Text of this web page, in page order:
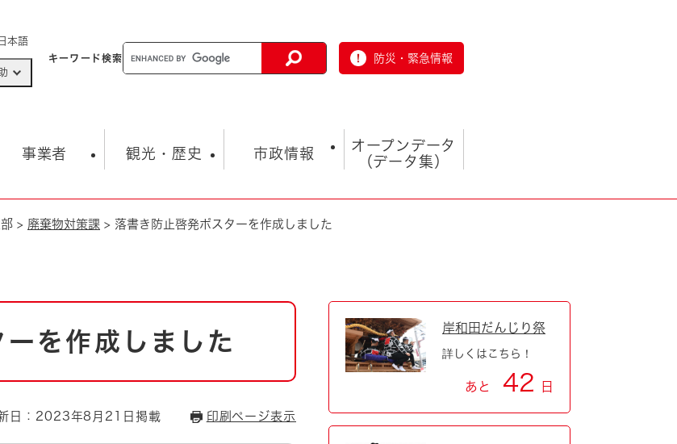
本語
キーワード検索 防災・緊急情報
生涯学習・スポーツ
事業者
入札・契約情報 まちづくり・協働
環境 福祉・介護
観光・歴史
観光スポット
市政情報
概要 総合計画
職員採用情報
所・施設の案内
オープンデータ
（データ集）
オープンデータ
> 廃棄物対策課 > 落書き防止啓発ポスターを作成しました
を作成しました
日：2023年8月21日掲載 印刷ページ表示
岸和田だんじり祭
詳しくはこちら！
あと 42 日